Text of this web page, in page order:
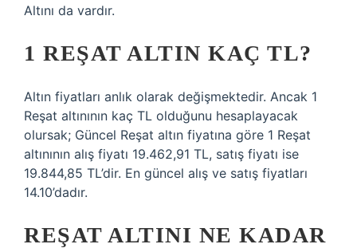
Altını da vardır.
1 REŞAT ALTIN KAÇ TL?
Altın fiyatları anlık olarak değişmektedir. Ancak 1
Reşat altınının kaç TL olduğunu hesaplayacak
olursak; Güncel Reşat altın fiyatına göre 1 Reşat
altınının alış fiyatı 19.462,91 TL, satış fiyatı ise
19.844,85 TL’dir. En güncel alış ve satış fiyatları
14.10’dadır.
REŞAT ALTINI NE KADAR